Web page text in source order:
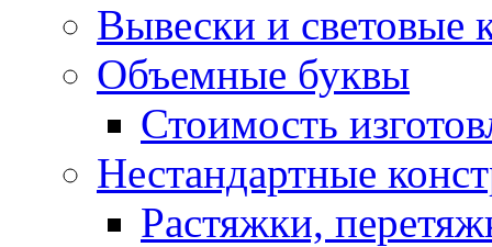
Вывески и световые
Объемные буквы
Стоимость
Нестандартные
Растяжки,